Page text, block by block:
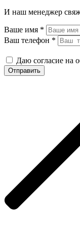
И наш менеджер
Ваше имя *
Ваш телефон *
Даю согласие на